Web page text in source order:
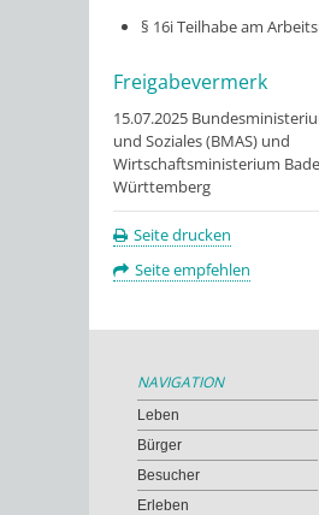
§ 16i Teilhabe am
Freigabevermerk
15.07.2025
und Soziales (BMAS) und
Wirtschaftsministerium
Württemberg
Seite drucken
Seite empfehlen
NAVIGATION
Leben
Bürger
Besucher
Erleben